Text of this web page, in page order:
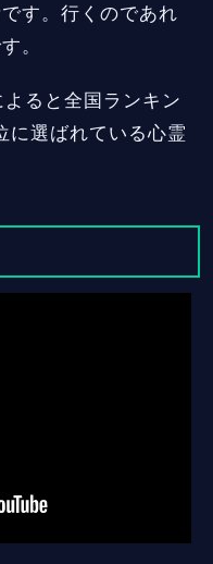
す。行くのであれ
。
よると全国ランキン
に選ばれている心霊